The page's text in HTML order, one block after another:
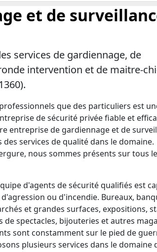
et de
services de gardiennage, de
intervention et de maitre-
que des particuliers est
de sécurité privée fiable et
entreprise de gardiennage et de
services de qualité dans le domaine.
nous sommes présents sur tous
d'agents de sécurité qualifiés est
ou d'incendie. Bureaux,
et grandes surfaces, expositions,
spectacles, bijouteries et autres
sont constamment sur le pied de
plusieurs services dans le domaine